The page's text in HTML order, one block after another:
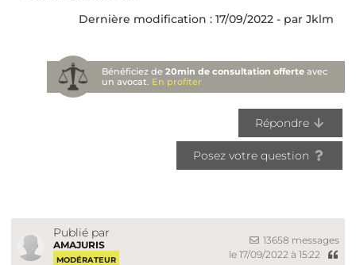
Dernière modification : 17/09/2022 - par Jklm
Bénéficiez de20min de consultation offerte avec
un avocat. En profiter
Répondre
Posez votre question
Publié par
AMAJURIS
MODÉRATEUR
13658 messages
le 17/09/2022 à 15:22